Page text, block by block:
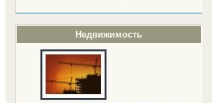
Недвижимость